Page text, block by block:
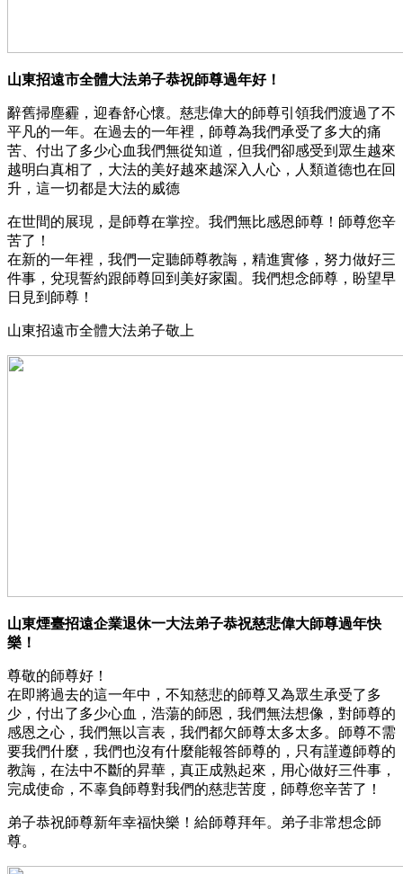
山東招遠市全體大法弟子恭祝師尊過年好！
辭舊掃塵霾，迎春舒心懷。慈悲偉大的師尊引領我們渡過了不
平凡的一年。在過去的一年裡，師尊為我們承受了多大的痛
苦、付出了多少心血我們無從知道，但我們卻感受到眾生越來
越明白真相了，大法的美好越來越深入人心，人類道德也在回
升，這一切都是大法的威德
在世間的展現，是師尊在掌控。我們無比感恩師尊！師尊您辛
苦了！
在新的一年裡，我們一定聽師尊教誨，精進實修，努力做好三
件事，兌現誓約跟師尊回到美好家園。我們想念師尊，盼望早
日見到師尊！
山東招遠市全體大法弟子敬上
山東煙臺招遠企業退休一大法弟子恭祝慈悲偉大師尊過年快
樂！
尊敬的師尊好！
在即將過去的這一年中，不知慈悲的師尊又為眾生承受了多
少，付出了多少心血，浩蕩的師恩，我們無法想像，對師尊的
感恩之心，我們無以言表，我們都欠師尊太多太多。師尊不需
要我們什麼，我們也沒有什麼能報答師尊的，只有謹遵師尊的
教誨，在法中不斷的昇華，真正成熟起來，用心做好三件事，
完成使命，不辜負師尊對我們的慈悲苦度，師尊您辛苦了！
弟子恭祝師尊新年幸福快樂！給師尊拜年。弟子非常想念師
尊。